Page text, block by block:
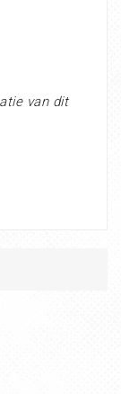
van dit